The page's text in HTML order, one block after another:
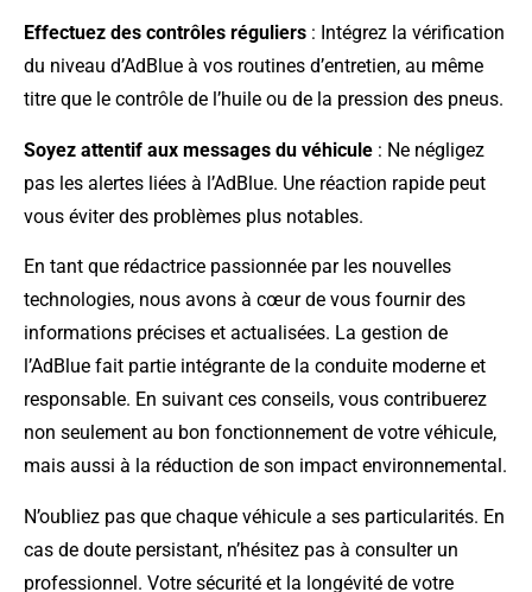
Effectuez des contrôles réguliers : Intégrez la vérification
du niveau d’AdBlue à vos routines d’entretien, au même
titre que le contrôle de l’huile ou de la pression des pneus.
Soyez attentif aux messages du véhicule : Ne négligez
pas les alertes liées à l’AdBlue. Une réaction rapide peut
vous éviter des problèmes plus notables.
En tant que rédactrice passionnée par les nouvelles
technologies, nous avons à cœur de vous fournir des
informations précises et actualisées. La gestion de
l’AdBlue fait partie intégrante de la conduite moderne et
responsable. En suivant ces conseils, vous contribuerez
non seulement au bon fonctionnement de votre véhicule,
mais aussi à la réduction de son impact environnemental.
N’oubliez pas que chaque véhicule a ses particularités. En
cas de doute persistant, n’hésitez pas à consulter un
professionnel. Votre sécurité et la longévité de votre